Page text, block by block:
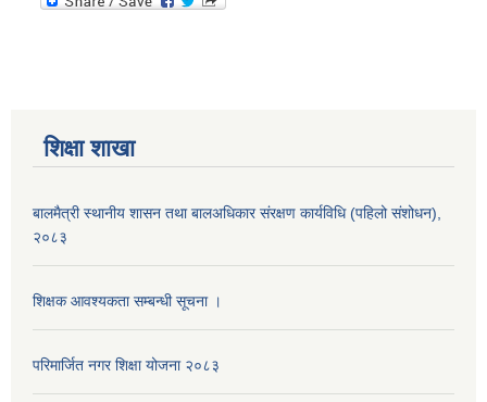
शिक्षा शाखा
बालमैत्री स्थानीय शासन तथा बालअधिकार संरक्षण कार्यविधि (पहिलो संशोधन),
२०८३
शिक्षक आवश्यकता सम्बन्धी सूचना ।
परिमार्जित नगर शिक्षा योजना २०८३